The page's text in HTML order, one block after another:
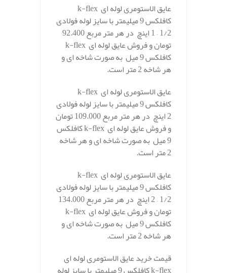
عایق الاستومری لوله ای k-flex
کافلکس 9 میلیمتر با سایز لوله فولادی
1/2 – 1 اینچ در هر متر مربع 92.400
تومان و فروش عایق لوله ای k-flex
کافلکس 9 میل به صورت شاخه ای و
هر شاخه 2 متر است.
عایق الاستومری لوله ای k-flex
کافلکس 9 میلیمتر با سایز لوله فولادی
2 اینچ در هر متر مربع 109.000 تومان
و فروش عایق لوله ای k-flex کافلکس
9 میل به صورت شاخه ای و هر شاخه
2 متر است.
عایق الاستومری لوله ای k-flex
کافلکس 9 میلیمتر با سایز لوله فولادی
1/2 – 2 اینچ در هر متر مربع 134.000
تومان و فروش عایق لوله ای k-flex
کافلکس 9 میل به صورت شاخه ای و
هر شاخه 2 متر است.
قیمت خرید عایق الاستومری لوله ای